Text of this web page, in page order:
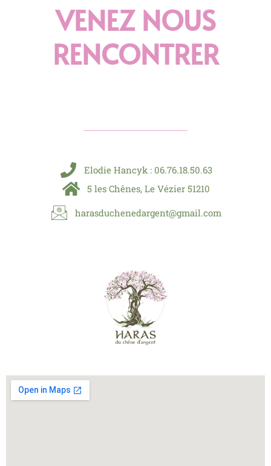
VENEZ NOUS
RENCONTRER
Elodie Hancyk : 06.76.18.50.63
5 les Chênes, Le Vézier 51210
harasduchenedargent@gmail.com